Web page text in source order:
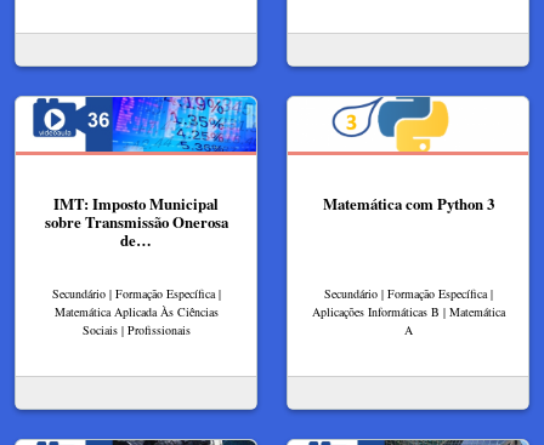
IMT: Imposto Municipal
sobre Transmissão Onerosa
de…
Secundário | Formação Específica |
Matemática Aplicada Às Ciências
Sociais | Profissionais
Matemática com Python 3
Secundário | Formação Específica |
Aplicações Informáticas B | Matemática
A